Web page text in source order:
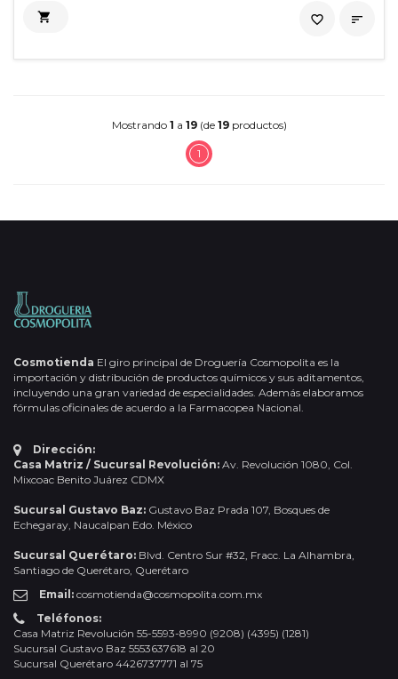
 
favorite_border
Mostrando 1 a 19(de 19productos)
1
Cosmotienda El giro principal de Droguería Cosmopolita es la
importación y distribución de productos químicos y sus aditamentos,
incluyendo una gran variedad de especialidades. Además elaboramos
fórmulas oficinales de acuerdo a la Farmacopea Nacional.
Dirección:
Casa Matriz / Sucursal Revolución: Av. Revolución 1080, Col.
Mixcoac Benito Juárez CDMX
Sucursal Gustavo Baz: Gustavo Baz Prada 107, Bosques de
Echegaray, Naucalpan Edo. México
Sucursal Querétaro: Blvd. Centro Sur #32, Fracc. La Alhambra,
Santiago de Querétaro, Querétaro
Email: cosmotienda@cosmopolita.com.mx
Teléfonos:
Casa Matriz Revolución 55-5593-8990 (9208) (4395) (1281)
Sucursal Gustavo Baz 5553637618 al 20
Sucursal Querétaro 4426737771 al 75